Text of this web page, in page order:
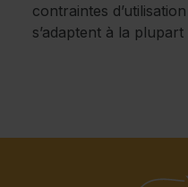
contraintes
s’adaptent à la